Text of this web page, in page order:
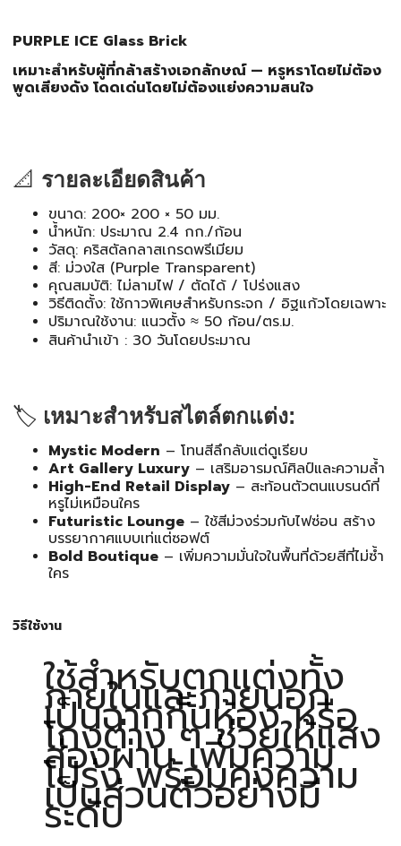
PURPLE ICE Glass Brick
เหมาะสำหรับผู้ที่กล้าสร้างเอกลักษณ์ — หรูหราโดยไม่ต้อง
พูดเสียงดัง โดดเด่นโดยไม่ต้องแย่งความสนใจ
📐 รายละเอียดสินค้า
ขนาด: 200× 200 × 50 มม.
น้ำหนัก: ประมาณ 2.4 กก./ก้อน
วัสดุ: คริสตัลกลาสเกรดพรีเมียม
สี: ม่วงใส (Purple Transparent)
คุณสมบัติ: ไม่ลามไฟ / ตัดได้ / โปร่งแสง
วิธีติดตั้ง: ใช้กาวพิเศษสำหรับกระจก / อิฐแก้วโดยเฉพาะ
ปริมาณใช้งาน: แนวตั้ง ≈ 50 ก้อน/ตร.ม.
สินค้านำเข้า : 30 วันโดยประมาณ
🏷️ เหมาะสำหรับสไตล์ตกแต่ง:
Mystic Modern – โทนสีลึกลับแต่ดูเรียบ
Art Gallery Luxury – เสริมอารมณ์ศิลป์และความล้ำ
High-End Retail Display – สะท้อนตัวตนแบรนด์ที่
หรูไม่เหมือนใคร
Futuristic Lounge – ใช้สีม่วงร่วมกับไฟซ่อน สร้าง
บรรยากาศแบบเท่แต่ซอฟต์
Bold Boutique – เพิ่มความมั่นใจในพื้นที่ด้วยสีที่ไม่ซ้ำ
ใคร
วิธีใช้งาน
ใช้สำหรับตกแต่งทั้ง
ภายในและภายนอก
เป็นฉากกั้นห้อง หรือ
โถงต่าง ๆ ช่วยให้แสง
ส่องผ่าน เพิ่มความ
โปร่ง พร้อมคงความ
เป็นส่วนตัวอย่างมี
ระดับ